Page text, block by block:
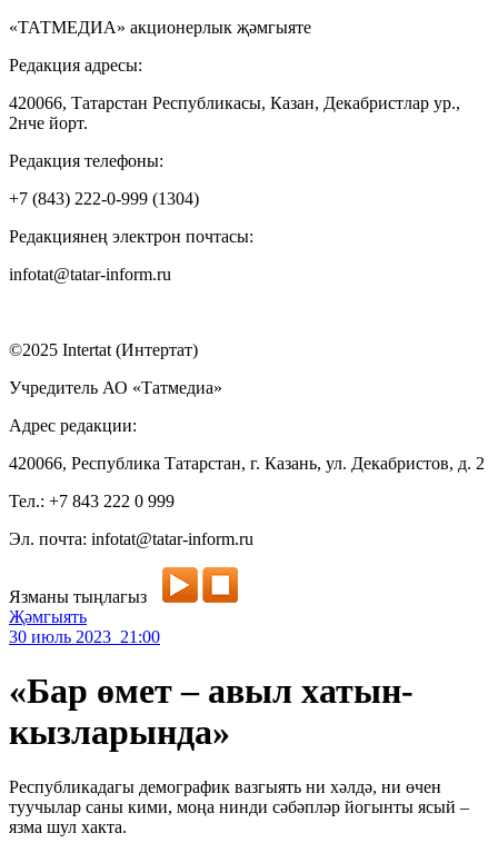
«ТАТМЕДИА» акционерлык җәмгыяте
Редакция адресы:
420066, Татарстан Республикасы, Казан, Декабристлар ур.,
2нче йорт.
Редакция телефоны:
+7 (843) 222-0-999 (1304)
Редакциянең электрон почтасы:
infotat@tatar-inform.ru
©2025 Intertat (Интертат)
Учредитель АО «Татмедиа»
Адрес редакции:
420066, Республика Татарстан, г. Казань, ул. Декабристов, д. 2
Тел.: +7 843 222 0 999
Эл. почта: infotat@tatar-inform.ru
Язманы тыңлагыз
Җәмгыять
30 июль 2023 21:00
«Бар өмет – авыл хатын-
кызларында»
Республикадагы демографик вазгыять ни хәлдә, ни өчен
туучылар саны кими, моңа нинди сәбәпләр йогынты ясый –
язма шул хакта.